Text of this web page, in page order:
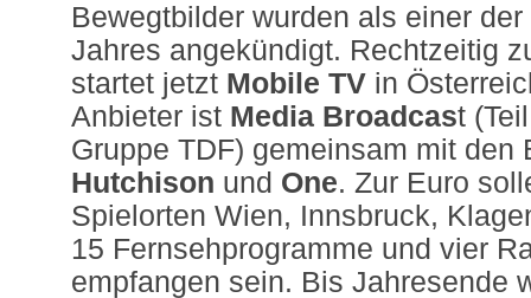
Bewegtbilder wurden als einer
Jahres angekündigt. Rechtzeitig
startet jetzt Mobile TV in
Anbieter ist Media Broadcast
Gruppe TDF) gemeinsam mit den
Hutchison und One. Zur Euro
Spielorten Wien, Innsbruck,
15 Fernsehprogramme und vier
empfangen sein. Bis Jahresende